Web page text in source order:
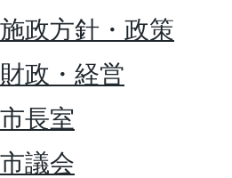
施政方針・政策
財政・経営
市長室
市議会